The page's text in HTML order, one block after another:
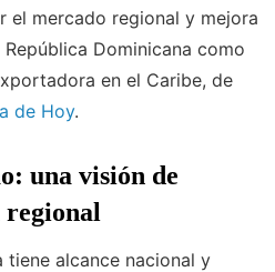
el mercado regional y mejora
Dominicana como
en el Caribe, de
de Hoy.
una visión de
regional
tiene alcance nacional y